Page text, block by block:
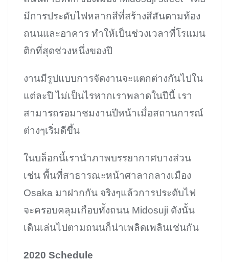
มีการประดับไฟหลากสีที่สร้างสีสันตามท้อง
ถนนและอาคาร ทำให้เป็นช่วงเวลาที่โรแมน
ติกที่สุดช่วงหนึ่งของปี
งานมีรูปแบบการจัดงานจะแตกต่างกันไปใน
แต่ละปี ไม่เป็นไรหากเราพลาดในปีนี้ เรา
สามารถรอมาชมงานปีหน้าเมื่อสถานการณ์
ต่างๆเริ่มดีขึ้น
ในบล็อกนี้เรานำภาพบรรยากาศบางส่วน
เช่น พื้นที่สาธารณะหน้าศาลากลางเมือง
Osaka มาฝากกัน จริงๆแล้วการประดับไฟ
จะครอบคลุมเกือบทั้งถนน Midosuji ดังนั้น
เดินเล่นไปตามถนนก็น่าเพลิดเพลินเช่นกัน
2020 Schedule